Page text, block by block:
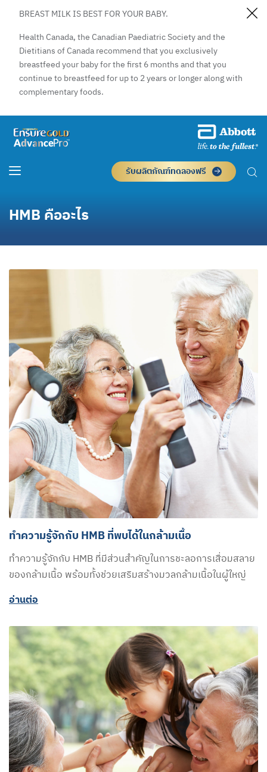
BREAST MILK IS BEST FOR YOUR BABY.
Health Canada, the Canadian Paediatric Society and the
Dietitians of Canada recommend that you exclusively
breastfeed your baby for the first 6 months and that you
continue to breastfeed for up to 2 years or longer along with
complementary foods.
รับผลิตภัณฑ์ทดลองฟรี
HMB คืออะไร
ทำความรู้จักกับ HMB ที่พบได้ในกล้ามเนื้อ
ทำความรู้จักกับ HMB ที่มีส่วนสำคัญในการชะลอการเสื่อมสลาย
ของกล้ามเนื้อ พร้อมทั้งช่วยเสริมสร้างมวลกล้ามเนื้อในผู้ใหญ่
อ่านต่อ​